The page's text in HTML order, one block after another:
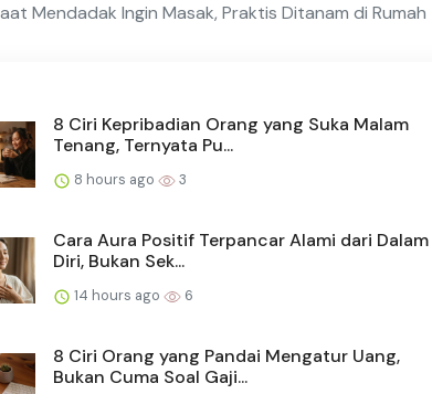
Mendadak Ingin Masak, Praktis Ditanam di Rumah
8 Ciri Kepribadian Orang yang Suka Malam
Tenang, Ternyata Pu...
8 hours ago 3
Cara Aura Positif Terpancar Alami dari Dalam
Diri, Bukan Sek...
14 hours ago 6
8 Ciri Orang yang Pandai Mengatur Uang,
Bukan Cuma Soal Gaji...